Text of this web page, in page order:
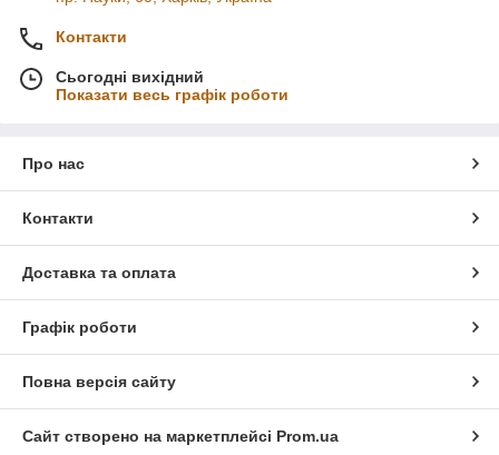
Контакти
Сьогодні вихідний
Показати весь графік роботи
Про нас
Контакти
Доставка та оплата
Графік роботи
Повна версія сайту
Сайт створено на маркетплейсі Prom.ua